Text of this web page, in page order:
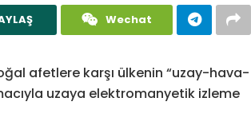
Wechat
afetlere karşı ülkenin “uzay-hava-
uzaya elektromanyetik izleme